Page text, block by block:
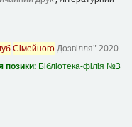
СімейногоДозвілля" 2020
позики: Бібліотека-філія №3